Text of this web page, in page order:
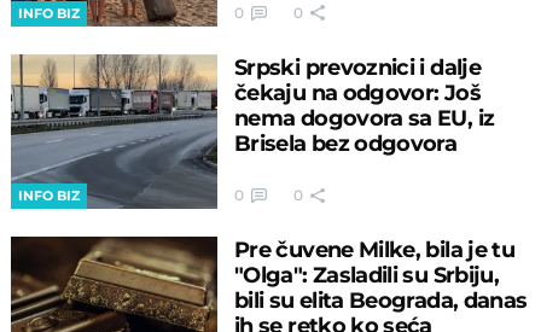
INFO BIZ 0 0
INFO BIZ
Srpski prevoznici i dalje
čekaju na odgovor: Još
nema dogovora sa EU, iz
Brisela bez odgovora
0 0
Pre čuvene Milke, bila je tu
"Olga": Zasladili su Srbiju,
bili su elita Beograda, danas
ih se retko ko seća